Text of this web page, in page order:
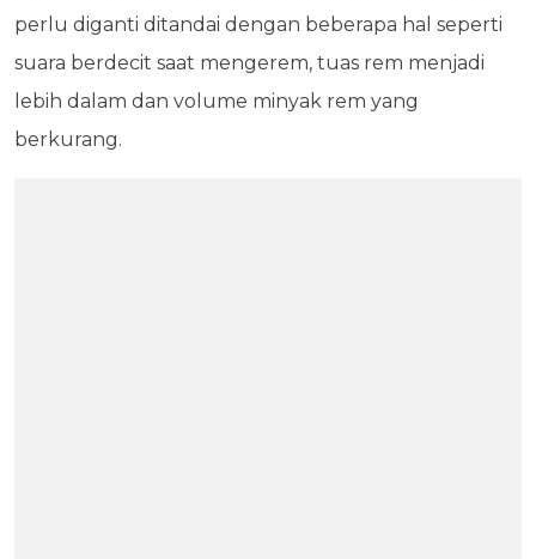
perlu diganti ditandai dengan beberapa hal seperti
suara berdecit saat mengerem, tuas rem menjadi
lebih dalam dan volume minyak rem yang
berkurang.